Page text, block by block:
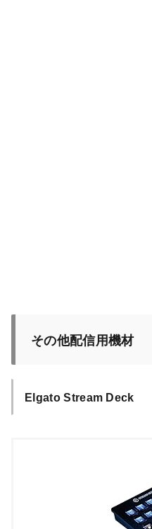
その他配信用機材
Elgato Stream Deck